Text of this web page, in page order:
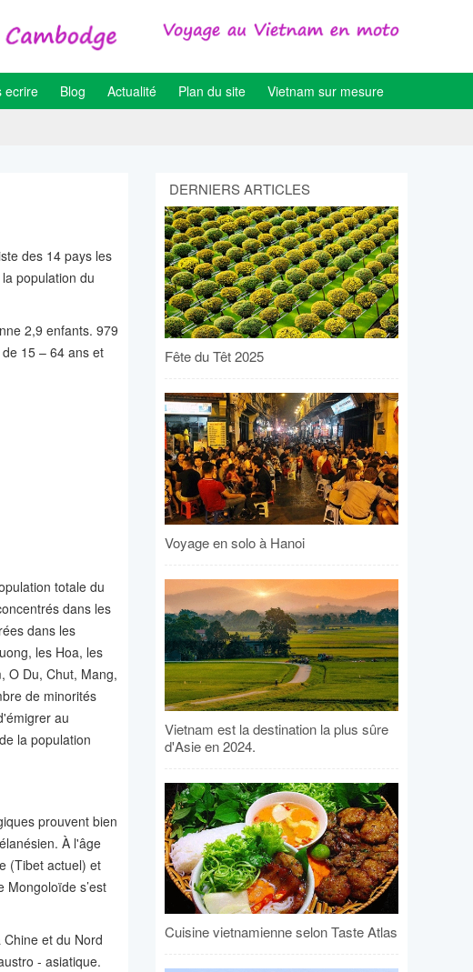
ecrire Blog Actualité Plan du site Vietnam sur mesure
des 14 pays les
population du
2,9 enfants. 979
15 – 64 ans et
totale du
dans les
dans les
les Hoa, les
O Du, Chut, Mang,
de minorités
au
la population
prouvent bien
À l'âge
(Tibet actuel) et
Mongoloïde s’est
et du Nord
- asiatique.
DERNIERS ARTICLES
Fête du Têt 2025
Voyage en solo à Hanoi
Vietnam est la destination la plus sûre
d'Asie en 2024.
Cuisine vietnamienne selon Taste Atlas